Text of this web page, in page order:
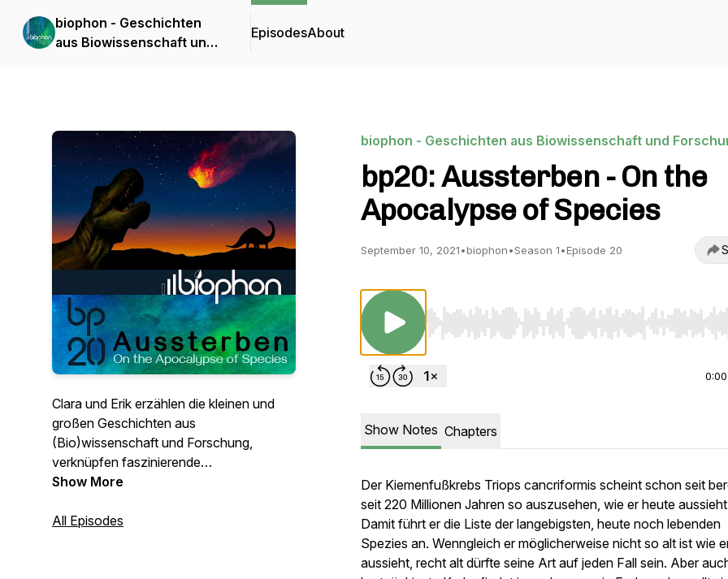
biophon - Geschichten
aus Biowissenschaft und
EpisodesAbout
Clara und Erik erzählen die kleinen und
großen Geschichten aus
(Bio)wissenschaft und Forschung,
verknüpfen faszinierende
Faktenschnipsel mit den
damit einen Beitrag dazu, sich selbst und
Show More
All Episodes
biophon - Geschichten aus Biowissenschaft und
bp20: Aussterben - On the
Apocalypse of Species
September 10, 2021•biophon•Season 1•Episode 20
Use Left/Right to seek, Home/End to jump to start
0:00
Show Notes Chapters
Der Kiemenfußkrebs Triops cancriformis scheint schon seit
seit 220 Millionen Jahren so auszusehen, wie er heute
Damit führt er die Liste der langebigsten, heute noch lebenden
Spezies an. Wenngleich er möglicherweise nicht so alt ist wie
aussieht, recht alt dürfte seine Art auf jeden Fall sein. Aber